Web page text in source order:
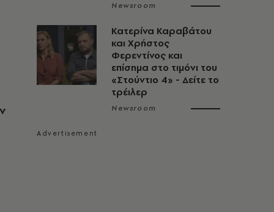
Newsroom
Κατερίνα Καραβάτου
και Χρήστος
Φερεντίνος και
επίσημα στο τιμόνι του
«Στούντιο 4» - Δείτε το
τρέιλερ
Newsroom